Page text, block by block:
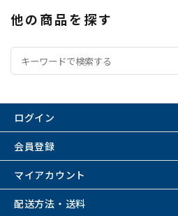
他の商品を探す
ログイン
会員登録
マイアカウント
配送方法・送料